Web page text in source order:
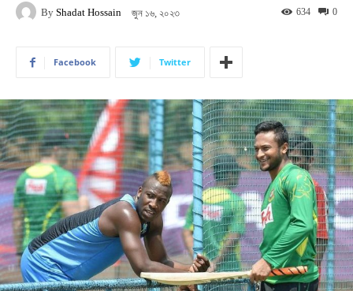
By Shadat Hossain জুন ১৬, ২০২৩ 0
634
Facebook Twitter